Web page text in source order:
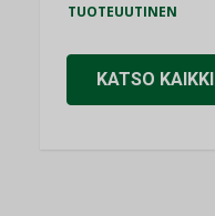
TUOTEUUTINEN
KATSO KAIKKI